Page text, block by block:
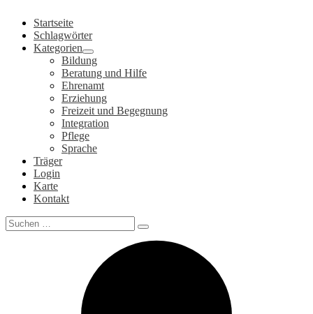
Inhalt
springen
Startseite
Schlagwörter
Kategorien
Bildung
Beratung und Hilfe
Ehrenamt
Erziehung
Freizeit und Begegnung
Integration
Pflege
Sprache
Träger
Login
Karte
Kontakt
Search
for: